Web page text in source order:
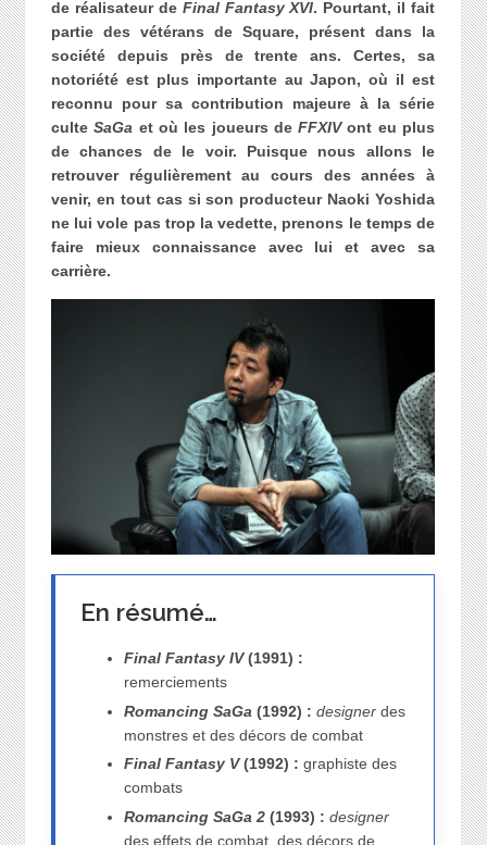
de réalisateur de Final Fantasy XVI. Pourtant, il fait
partie des vétérans de Square, présent dans la
société depuis près de trente ans. Certes, sa
notoriété est plus importante au Japon, où il est
reconnu pour sa contribution majeure à la série
culteSaGa et où les joueurs deFFXIVont eu plus
de chances de le voir. Puisque nous allons le
retrouver régulièrement au cours des années à
venir, en tout cas si son producteur Naoki Yoshida
ne lui vole pas trop la vedette, prenons le temps de
faire mieux connaissance avec lui et avec sa
carrière.
En résumé…
Final Fantasy IV(1991) :
remerciements
Romancing SaGa (1992) : designer des
monstres et des décors de combat
Final Fantasy V(1992) : graphiste des
combats
Romancing SaGa 2 (1993) : designer
des effets de combat, des décors de